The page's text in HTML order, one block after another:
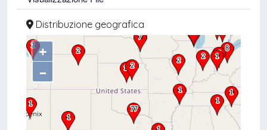
Distribuzione geografica
+
–